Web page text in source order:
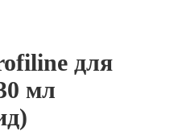
для
мл